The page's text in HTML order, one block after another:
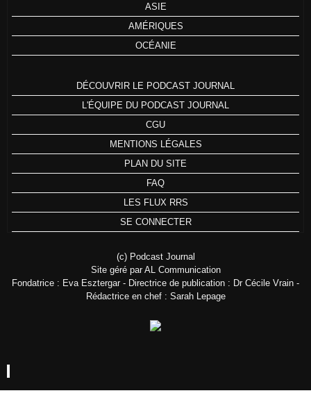
ASIE
AMÉRIQUES
OCÉANIE
DÉCOUVRIR LE PODCAST JOURNAL
L'ÉQUIPE DU PODCAST JOURNAL
CGU
MENTIONS LÉGALES
PLAN DU SITE
FAQ
LES FLUX RRS
SE CONNECTER
(c) Podcast Journal
Site géré par AL Communication
Fondatrice : Eva Esztergar - Directrice de publication : Dr Cécile Vrain -
Rédactrice en chef : Sarah Lepage